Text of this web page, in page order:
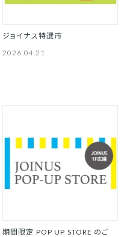
ジョイナス特選市
2026.04.21
期間限定 POP UP STORE のご